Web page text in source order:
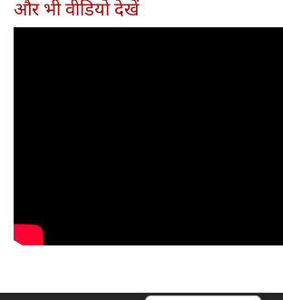
और भी वीडियो देखें